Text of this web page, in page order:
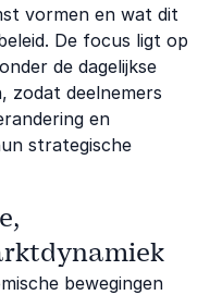
vormen en wat dit
De focus ligt op
de dagelijkse
zodat deelnemers
en
strategische
bewegingen